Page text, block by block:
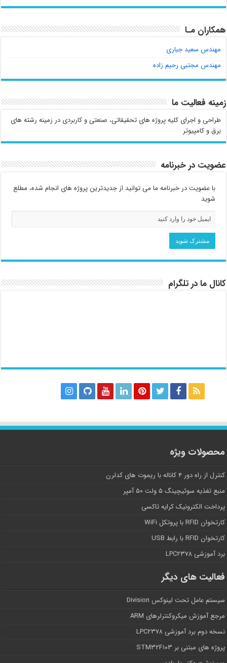
همکاران مـا
مهندس سعید جباری
مهندس مجتبی رحیم زاده
زمینه فعالیت ما
طراحی و اجرای کلیه پروژه های تحقیقاتی، صنعتی و کاربردی در زمینه رشته های
برق و کامپیوتر
عضویت در خبرنامه
با عضویت در خبرنامه ما می توانید از جدیدترین پروژه های انجام شده، مطلع
شوید
کانال ما در تلگرام
محصولات ویژه
کنترل از راه دور ۴ کاناله با ریموت های کدلرن
منبع تغذیه سوئیچینگ ۵ ولت ۵۰ آمپر
پرداخت الکترونیک کرایه تاکسی
کارتخوان RFID با پروتکل WiFi
کارتخوان RFID با رابط USB
برد آموزشی LPC۲۳۷۸
فعالیت های دیگر
سیستم عامل تحت لینوکس Division
مرجع آموزش میکروکنترلرهای ARM
نسخه دوم برد آموزشی LPC۲۳۷۸
پروژه های مبتنی بر STM۳۲F۱۰۳